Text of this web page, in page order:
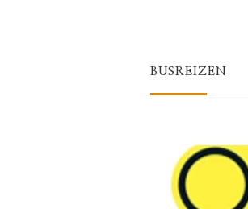
BUSREIZEN